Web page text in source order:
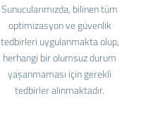
Sunucularımızda, bilinen tüm
optimizasyon ve güvenlik
tedbirleri uygulanmakta olup,
herhangi bir olumsuz durum
yaşanmaması için gerekli
tedbirler alınmaktadır.